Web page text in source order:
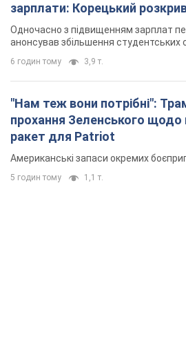
зарплати: Корецький
Одночасно з підвищенням зарплат
анонсував збільшення студентських
6 годин тому 3,9 т.
"Нам теж вони потрібні":
прохання Зеленського щодо
ракет для Patriot
Американські запаси окремих
5 годин тому 1,1 т.